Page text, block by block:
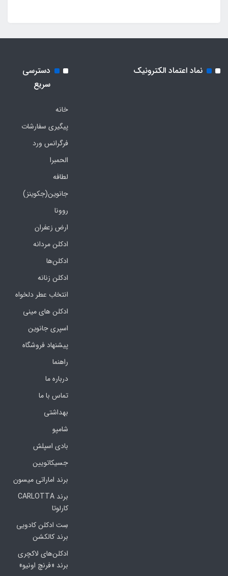
نماد اعتماد الکترونیک
دسترسی
سریع
خانه
پیگیری سفارشات
فرگرانس ورد
الحمبرا
لطافه
جانوین(جکوینز)
روونا
ارض زعفران
ادکلن مردانه
ادکلن‌ها
ادکلن زنانه
انتخاب عطر دلخواه
ادکلن های مینی
اسپری جانوین
پیشنهاد فروشگاه
راهنما
درباره ما
تماس با ما
بهداشتی
شامپو
بادی اسپلش
جسیکاتویین
برند اماراتی میسون
برند CARLOTTA
کارلوتا
سِت ادکلن کادویی
برند کالکشن
ادکلن‌های لاکچری
برند «فرنچ اونیو»